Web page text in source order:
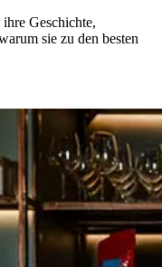
Geschichte,
sie zu den besten